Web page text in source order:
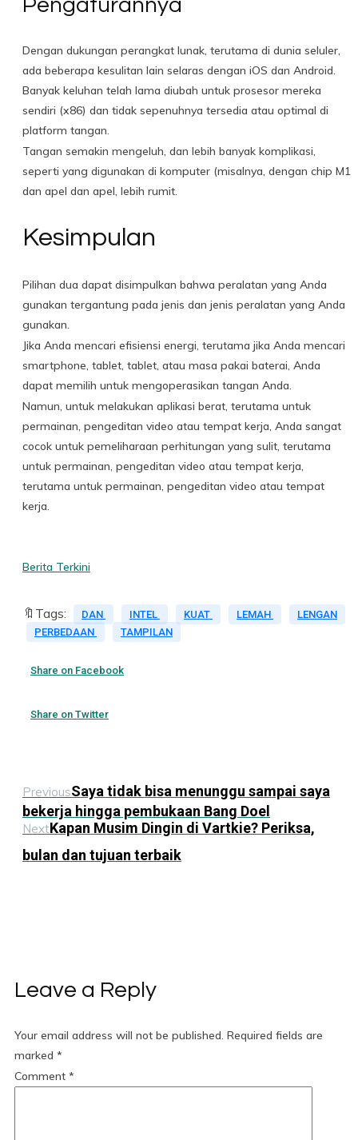
Pengaturannya
Dengan dukungan perangkat lunak, terutama di dunia seluler,
ada beberapa kesulitan lain selaras dengan iOS dan Android.
Banyak keluhan telah lama diubah untuk prosesor mereka
sendiri (x86) dan tidak sepenuhnya tersedia atau optimal di
platform tangan.
Tangan semakin mengeluh, dan lebih banyak komplikasi,
seperti yang digunakan di komputer (misalnya, dengan chip M1
dan apel dan apel, lebih rumit.
Kesimpulan
Pilihan dua dapat disimpulkan bahwa peralatan yang Anda
gunakan tergantung pada jenis dan jenis peralatan yang Anda
gunakan.
Jika Anda mencari efisiensi energi, terutama jika Anda mencari
smartphone, tablet, tablet, atau masa pakai baterai, Anda
dapat memilih untuk mengoperasikan tangan Anda.
Namun, untuk melakukan aplikasi berat, terutama untuk
permainan, pengeditan video atau tempat kerja, Anda sangat
cocok untuk pemeliharaan perhitungan yang sulit, terutama
untuk permainan, pengeditan video atau tempat kerja,
terutama untuk permainan, pengeditan video atau tempat
kerja.
Berita Terkini
🔖Tags: DAN INTEL KUAT LEMAH
LENGAN
PERBEDAAN
TAMPILAN
Share on Facebook
Share on Twitter
PreviousSaya tidak bisa menunggu sampai saya
bekerja hingga pembukaan Bang Doel
NextKapan Musim Dingin di Vartkie? Periksa,
bulan dan tujuan terbaik
Leave a Reply
Your email address will not be published. Required fields are
marked *
Comment *